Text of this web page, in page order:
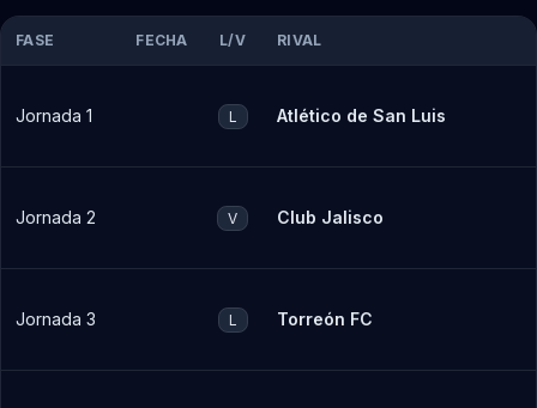
FASE FECHA L/V RIVAL
Jornada 1 L Atlético de San Luis
Jornada 2 V Club Jalisco
Jornada 3 L Torreón FC